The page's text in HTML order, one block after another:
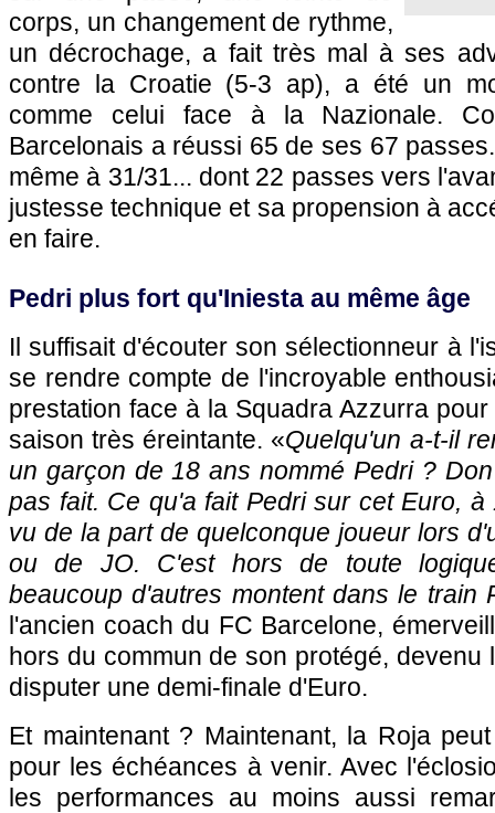
corps, un changement de rythme,
un décrochage, a fait très mal à ses
contre la Croatie (5-3 ap), a été un
comme celui face à la Nazionale.
Barcelonais a réussi 65 de ses 67
même à 31/31... dont 22 passes vers
justesse technique et sa propension à
en faire.
Pedri plus fort qu'Iniesta au même âge
Il suffisait d'écouter son sélectionneur à
se rendre compte de l'incroyable
prestation face à la Squadra Azzurra
saison très éreintante. «Quelqu'un a-t-il
un garçon de 18 ans nommé Pedri ?
pas fait. Ce qu'a fait Pedri sur cet Euro,
vu de la part de quelconque joueur lors
ou de JO. C'est hors de toute
beaucoup d'autres montent dans le train
l'ancien coach du FC Barcelone,
hors du commun de son protégé, devenu
disputer une demi-finale d'Euro.
Et maintenant ? Maintenant, la Roja
pour les échéances à venir. Avec
les performances au moins aussi